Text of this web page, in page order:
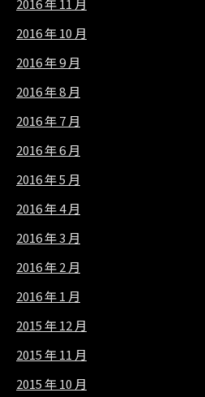
2016 年 11 月
2016 年 10 月
2016 年 9 月
2016 年 8 月
2016 年 7 月
2016 年 6 月
2016 年 5 月
2016 年 4 月
2016 年 3 月
2016 年 2 月
2016 年 1 月
2015 年 12 月
2015 年 11 月
2015 年 10 月